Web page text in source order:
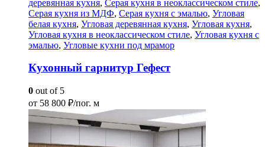
деревянная кухня, Серая кухня в неоклассическом стиле,
Серая кухня из МДФ, Серая кухня с эмалью, Угловая
белая кухня, Угловая деревянная кухня, Угловая кухня,
Угловая кухня в неоклассическом стиле, Угловая кухня с
эмалью, Угловые кухни под мрамор
Кухонный гарнитур Гефест
0 out of 5
от 58 800 ₽/пог. м